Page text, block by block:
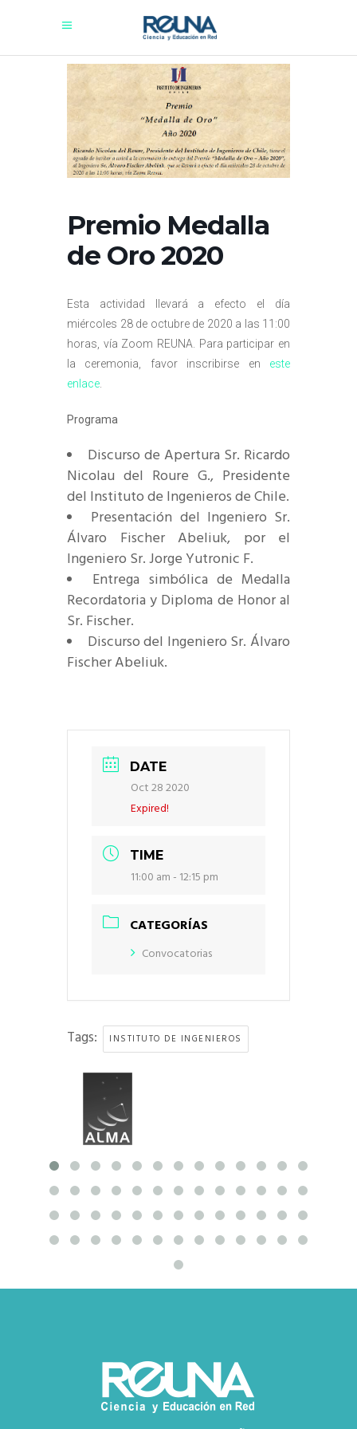
Premio Medalla
de Oro 2020
Esta actividad llevará a efecto el día
miércoles 28 de octubre de 2020 a las 11:00
horas, vía Zoom REUNA. Para participar en
la ceremonia, favor inscribirse en este
enlace.
Programa
Discurso de Apertura Sr. Ricardo
Nicolau del Roure G., Presidente
del Instituto de Ingenieros de Chile.
Presentación del Ingeniero Sr.
Álvaro Fischer Abeliuk, por el
Ingeniero Sr. Jorge Yutronic F.
Entrega simbólica de Medalla
Recordatoria y Diploma de Honor al
Sr. Fischer.
Discurso del Ingeniero Sr. Álvaro
Fischer Abeliuk.
DATE
Oct 28 2020
Expired!
TIME
11:00 am - 12:15 pm
CATEGORÍAS
Convocatorias
Tags: INSTITUTO DE INGENIEROS